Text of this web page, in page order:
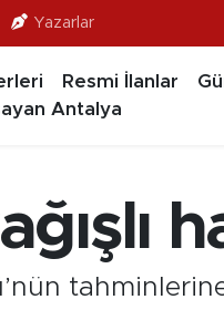
Yazarlar
Resmi İlanlar
Antalya